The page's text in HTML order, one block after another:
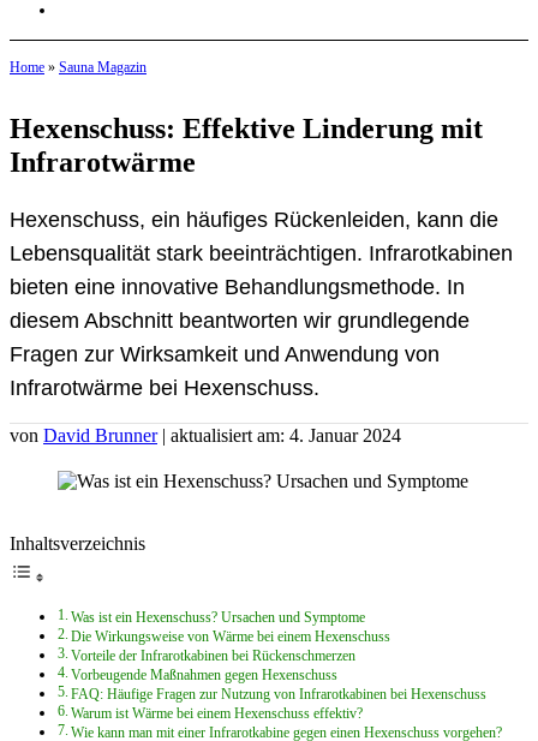
Home » Sauna Magazin
Hexenschuss: Effektive Linderung mit
Infrarotwärme
Hexenschuss, ein häufiges Rückenleiden, kann die
Lebensqualität stark beeinträchtigen. Infrarotkabinen
bieten eine innovative Behandlungsmethode. In
diesem Abschnitt beantworten wir grundlegende
Fragen zur Wirksamkeit und Anwendung von
Infrarotwärme bei Hexenschuss.
von David Brunner | aktualisiert am: 4. Januar 2024
Inhaltsverzeichnis
Was ist ein Hexenschuss? Ursachen und Symptome
Die Wirkungsweise von Wärme bei einem Hexenschuss
Vorteile der Infrarotkabinen bei Rückenschmerzen
Vorbeugende Maßnahmen gegen Hexenschuss
FAQ: Häufige Fragen zur Nutzung von Infrarotkabinen bei Hexenschuss
Warum ist Wärme bei einem Hexenschuss effektiv?
Wie kann man mit einer Infrarotkabine gegen einen Hexenschuss vorgehen?